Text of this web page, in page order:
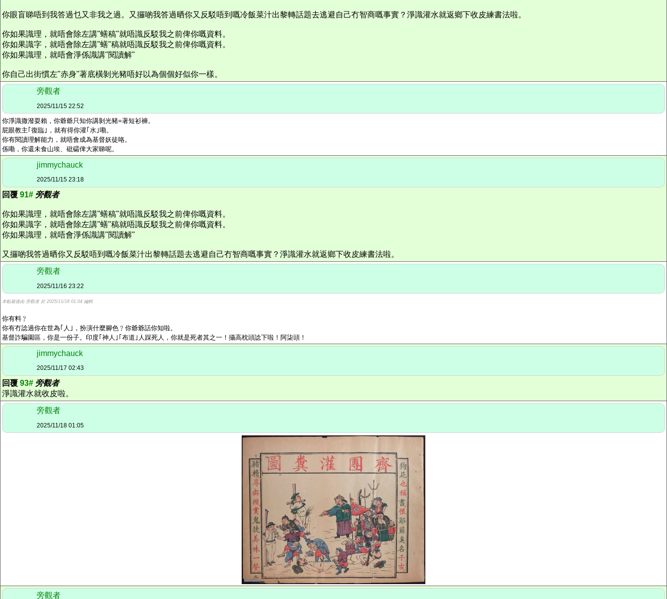
你眼盲睇唔到我答過乜又非我之過。又攞啲我答過晒你又反駁唔到嘅冷飯菜汁出黎轉話題去逃避自己冇智商嘅事實？淨識灌水就返鄉下收皮練書法啦。
你如果識理，就唔會除左講"蟮稿"就唔識反駁我之前俾你嘅資料。
你如果識字，就唔會除左講"蟮"稿就唔識反駁我之前俾你嘅資料。
你如果識理，就唔會淨係識講"閱讀解"
你自己出街慣左"赤身"著底橫剝光豬唔好以為個個好似你一樣。
旁觀者
2025/11/15 22:52
你淨識撒潑耍賴，你爺爺只知你講剝光豬=著短衫褲。
屁眼教主｢復臨｣，就有得你灌｢水｣嘞。
你有閱讀理解能力，就唔會成為基督妖徒咯。
係嘞，你還未食山埃、砒礵俾大家睇呢。
jimmychauck
2025/11/15 23:18
回覆 91# 旁觀者
你如果識理，就唔會除左講"蟮稿"就唔識反駁我之前俾你嘅資料。
你如果識字，就唔會除左講"蟮"稿就唔識反駁我之前俾你嘅資料。
你如果識理，就唔會淨係識講"閱讀解"
又攞啲我答過晒你又反駁唔到嘅冷飯菜汁出黎轉話題去逃避自己冇智商嘅事實？淨識灌水就返鄉下收皮練書法啦。
旁觀者
2025/11/16 23:22
本帖最後由 旁觀者 於 2025/11/18 01:04 編輯
你有料﹖
你有冇諗過你在世為｢人｣，扮演什麼腳色﹖你爺爺話你知啦。
基督詐騙園區，你是一份子。印度｢神人｣｢布道｣人踩死人，你就是死者其之一！攝高枕頭諗下啦！阿柒頭！
jimmychauck
2025/11/17 02:43
回覆 93# 旁觀者
淨識灌水就收皮啦。
旁觀者
2025/11/18 01:05
旁觀者